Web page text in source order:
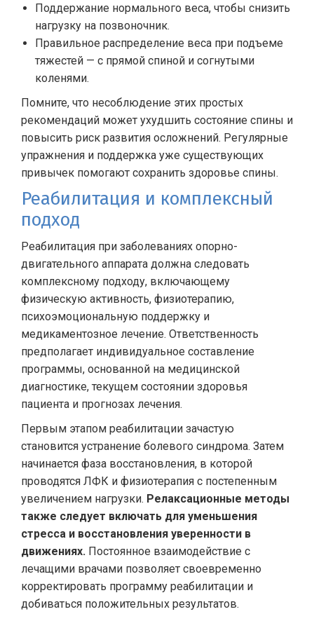
Поддержание нормального веса, чтобы снизить
нагрузку на позвоночник.
Правильное распределение веса при подъеме
тяжестей — с прямой спиной и согнутыми
коленями.
Помните, что несоблюдение этих простых
рекомендаций может ухудшить состояние спины и
повысить риск развития осложнений. Регулярные
упражнения и поддержка уже существующих
привычек помогают сохранить здоровье спины.
Реабилитация и комплексный
подход
Реабилитация при заболеваниях опорно-
двигательного аппарата должна следовать
комплексному подходу, включающему
физическую активность, физиотерапию,
психоэмоциональную поддержку и
медикаментозное лечение. Ответственность
предполагает индивидуальное составление
программы, основанной на медицинской
диагностике, текущем состоянии здоровья
пациента и прогнозах лечения.
Первым этапом реабилитации зачастую
становится устранение болевого синдрома. Затем
начинается фаза восстановления, в которой
проводятся ЛФК и физиотерапия с постепенным
увеличением нагрузки. Релаксационные методы
также следует включать для уменьшения
стресса и восстановления уверенности в
движениях. Постоянное взаимодействие с
лечащими врачами позволяет своевременно
корректировать программу реабилитации и
добиваться положительных результатов.